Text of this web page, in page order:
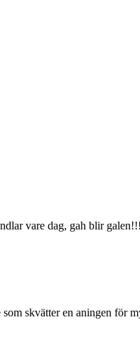
vare dag, gah blir
skvätter en aningen för